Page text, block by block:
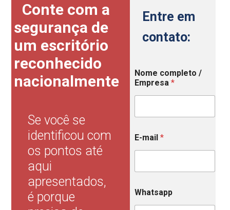
Conte com a
segurança de
um escritório
reconhecido
nacionalmente
Se você se
identificou com
os pontos até
aqui
apresentados,
é porque
Entre em
contato:
Nome completo /
Empresa*
N
o
e
h
a
t
E-mail*
Whatsapp